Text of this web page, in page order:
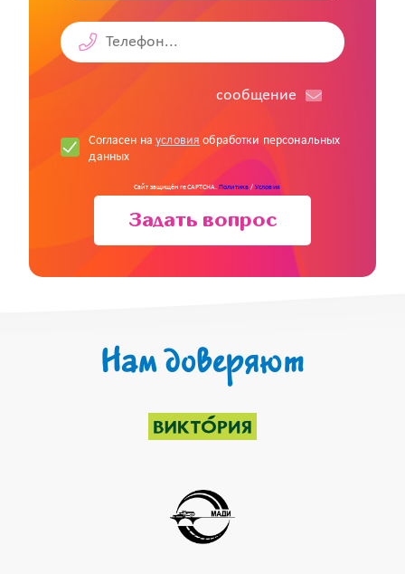
cообщение
Согласен наусловия обработки персональных
данных
Сайт защищён reCAPTCHA.Политика/Условия
Задать вопрос
Нам доверяют